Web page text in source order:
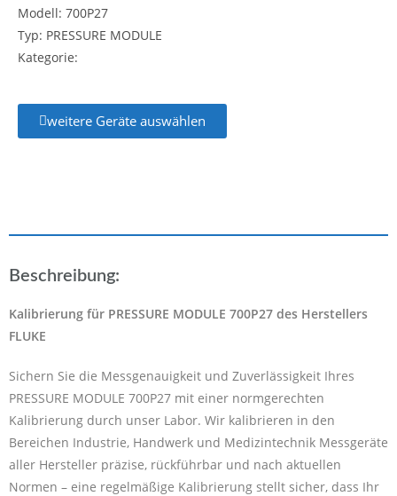
Modell: 700P27
Typ: PRESSURE MODULE
Kategorie:
weitere Geräte auswählen
Beschreibung:
Kalibrierung für PRESSURE MODULE 700P27 des Herstellers
FLUKE
Sichern Sie die Messgenauigkeit und Zuverlässigkeit Ihres
PRESSURE MODULE 700P27 mit einer normgerechten
Kalibrierung durch unser Labor. Wir kalibrieren in den
Bereichen Industrie, Handwerk und Medizintechnik Messgeräte
aller Hersteller präzise, rückführbar und nach aktuellen
Normen – eine regelmäßige Kalibrierung stellt sicher, dass Ihr